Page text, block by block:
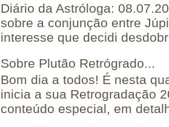
Diário da Astróloga:
sobre a conjunção entre
interesse que decidi
Sobre Plutão Retrógrado...
Bom dia a todos! É nesta
inicia a sua Retrogradação
conteúdo especial, em